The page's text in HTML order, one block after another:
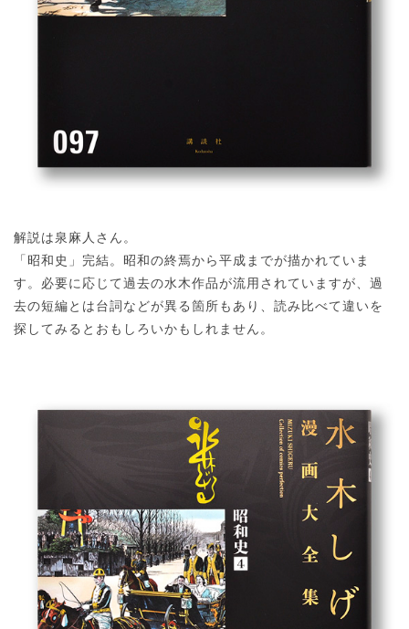
解説は泉麻人さん。
「昭和史」完結。昭和の終焉から平成までが描かれていま
す。必要に応じて過去の水木作品が流用されていますが、過
去の短編とは台詞などが異る箇所もあり、読み比べて違いを
探してみるとおもしろいかもしれません。